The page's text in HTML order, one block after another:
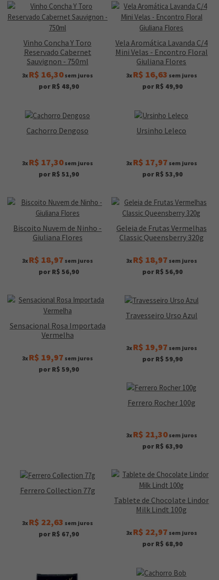
Vinho Concha Y Toro
Reservado Cabernet
Sauvignon - 750ml
3x R$ 16,30 sem juros
por R$ 48,90
Vela Aromática Lavanda C/4
Mini Velas - Encontro Floral
Giuliana Flores
3x R$ 16,63 sem juros
por R$ 49,90
Cachorro Dengoso
3x R$ 17,30 sem juros
por R$ 51,90
Ursinho Leleco
3x R$ 17,97 sem juros
por R$ 53,90
Biscoito Nuvem de Ninho -
Giuliana Flores
3x R$ 18,97 sem juros
por R$ 56,90
Geleia de Frutas Vermelhas
Classic Queensberry 320g
3x R$ 18,97 sem juros
por R$ 56,90
Sensacional Rosa Importada
Vermelha
3x R$ 19,97 sem juros
por R$ 59,90
Travesseiro Urso Azul
3x R$ 19,97 sem juros
por R$ 59,90
Ferrero Rocher 100g
3x R$ 21,30sem juros
por R$ 63,90
Ferrero Collection 77g
3x R$ 22,63 sem juros
por R$ 67,90
Tablete de Chocolate Lindor
Milk Lindt 100g
3x R$ 22,97 sem juros
por R$ 68,90